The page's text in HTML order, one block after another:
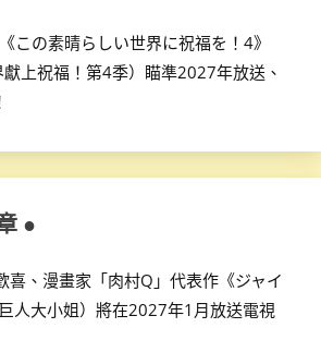
この素晴らしい世界に祝福を！4》
獻上祝福！第4季）瞄準2027年放送、
●
喜、漫畫家「肉村Q」代表作《ジャイ
人大小姐）將在2027年1月放送電視